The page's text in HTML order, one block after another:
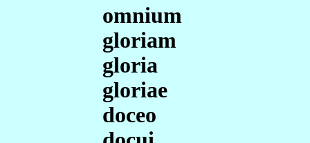
omnium
gloriam
gloria
gloriae
doceo